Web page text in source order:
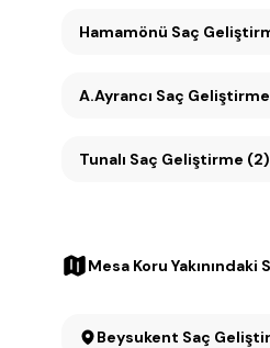
Hamamönü Saç
A.Ayrancı Saç
Tunalı Saç Geliştirme (2)
Mesa Koru Yakınındaki
Beysukent Saç